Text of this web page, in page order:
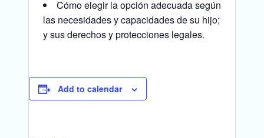
Cómo elegir la opción adecuada según
las necesidades y capacidades de su hijo;
y sus derechos y protecciones legales.
Add to calendar